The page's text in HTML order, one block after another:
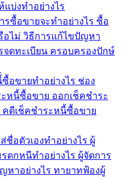
บ่งทำอย่างไร
ซื้อขายจะทำอย่างไร ซื้อ
ไม่ วิธีการแก้ไขปัญหา
ดทะเบียน ครอบครองปักษ์
อขายทำอย่างไร ช่อง
หนี้ซื้อขาย ออกเช็คชำระ
คดีเช็คชำระหนี้ซื้อขาย
อตัวเองทำอย่างไร ผู้
ดกหนีทำอย่างไร ผู้จัดการ
าอย่างไร ทายาทฟ้องผู้